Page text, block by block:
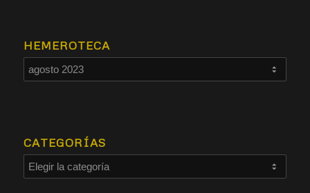
HEMEROTECA
CATEGORÍAS